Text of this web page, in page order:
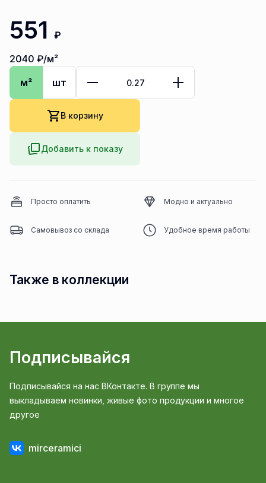
551 ₽
2040 ₽/м²
м²
шт
В корзину
Добавить к показу
Просто оплатить Модно и актуально
Самовывоз со склада Удобное время работы
Также в коллекции
Подписывайся
Подписывайся на нас ВКонтакте. В группе мы
выкладываем новинки, живые фото продукции и многое
другое
mirceramici